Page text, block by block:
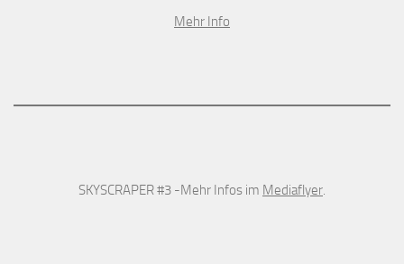
Mehr Info
SKYSCRAPER #3 -Mehr Infos im Mediaflyer.